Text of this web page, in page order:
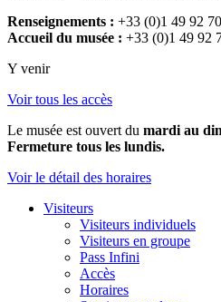
Renseignements : +33 (0)1 49 92
Accueil du musée : +33 (0)1 49 92
Y venir
Voir tous les accès
Le musée est ouvert du mardi au
Fermeture tous les lundis.
Voir le détail des horaires
Visiteurs
Visiteurs individuels
Visiteurs en groupe
Pass Infini
Accès
Horaires